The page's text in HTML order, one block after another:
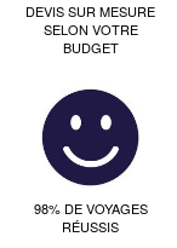
DEVIS SUR MESURE
SELON VOTRE
BUDGET
98% DE VOYAGES
RÉUSSIS